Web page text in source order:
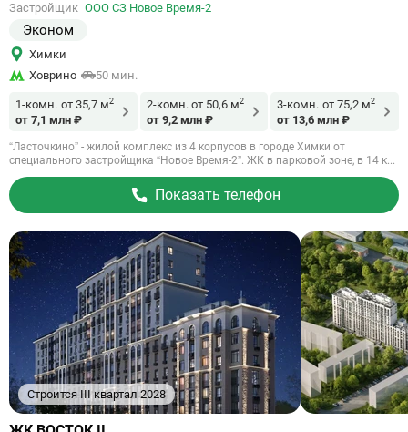
объект
Застройщик ООО СЗ Новое Время-2
Эконом
Химки
Ховрино
50 мин.
1-комн. от 35,7 м2
от 7,1 млн ₽
2-комн. от 50,6 м2
от 9,2 млн ₽
3-комн. от 75,2 м2
от 13,6 млн ₽
“Ласточкино” - жилой комплекс из 4 корпусов в городе Химки от
специального застройщика “Новое Время-2”. ЖК в парковой зоне, в 14 к...
Показать телефон
Строится III квартал 2028
Ссылка